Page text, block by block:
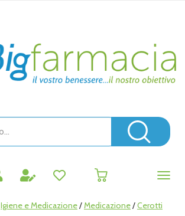
Igiene e Medicazione/Medicazione/Cerotti